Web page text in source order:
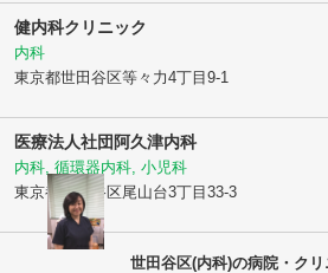
健内科クリニック
内科
東京都世田谷区等々力4丁目9-1
医療法人社団 阿久津内科
内科, 循環器内科, 小児科
東京都世田谷区尾山台3丁目33-3
世田谷区(内科)の病院・ク